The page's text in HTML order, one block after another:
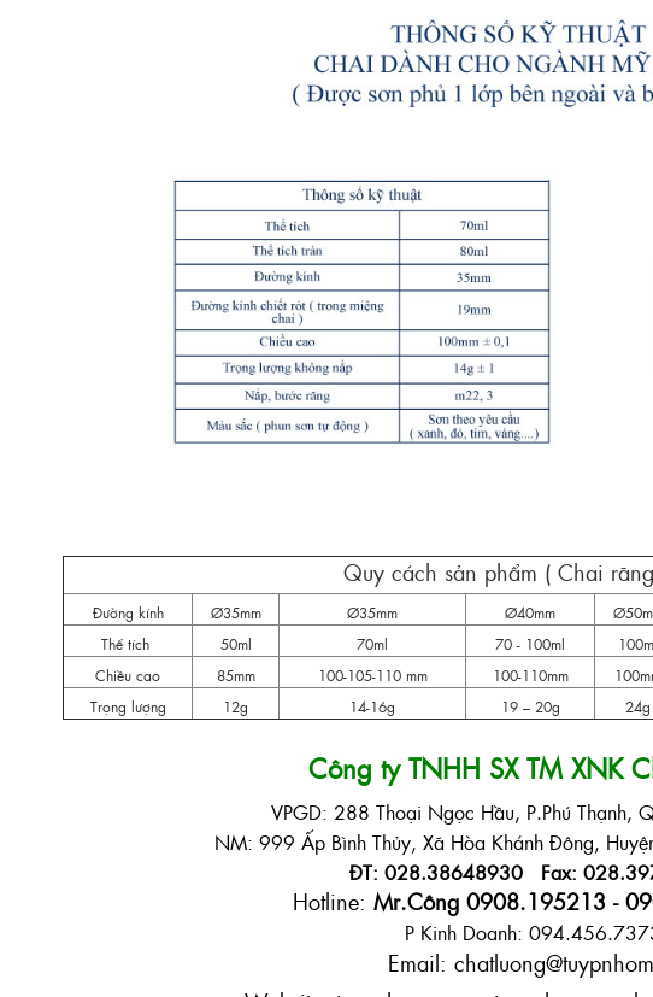
Quy cách sản phẩm ( Chai
Đường kính Ø35mm Ø35mm Ø40mm
Thể tích
50ml 70ml 70 - 100ml
Chiều cao
85mm 100-105-110 mm 100-110mm
Trọng lượng
12g 14-16g 19 – 20g 24g
Công ty TNHH SX TM XNK
VPGD: 288 Thoại Ngọc Hầu, P.Phú Thạnh,
NM: 999 Ấp Bình Thủy, Xã Hòa Khánh Đông,
ĐT: 028.38648930 Fax:
Hotline: Mr.Công 0908.195213 -
P Kinh Doanh:
Email: